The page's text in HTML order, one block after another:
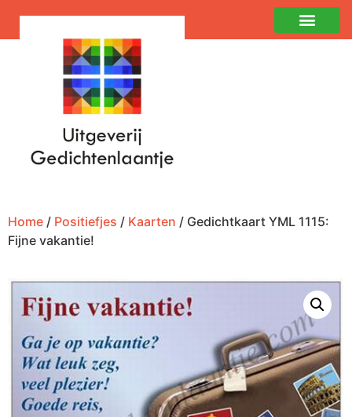
Home / Positiefjes / Kaarten / Gedichtkaart YML 1115:
Fijne vakantie!